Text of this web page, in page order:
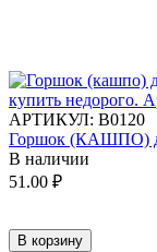
АРТИКУЛ: В0120
Горшок (КАШПО) д/
В наличии
51.00 ₽
В корзину